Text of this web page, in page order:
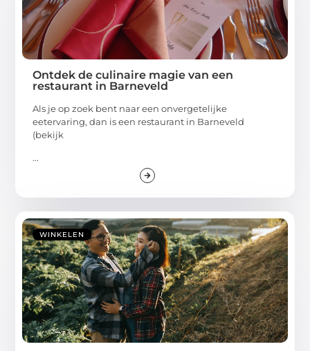
Ontdek de culinaire magie van een
restaurant in Barneveld
Als je op zoek bent naar een onvergetelijke
eetervaring, dan is een restaurant in Barneveld
(bekijk
...
WINKELEN